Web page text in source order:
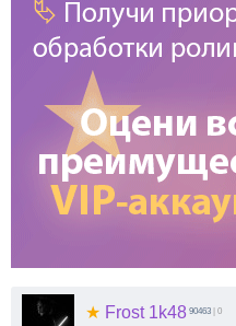
★ Frost 1k48 90463 | 0